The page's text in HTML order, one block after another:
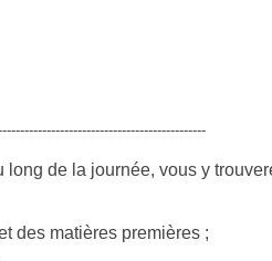
long de la journée, vous y
des matières premières ;